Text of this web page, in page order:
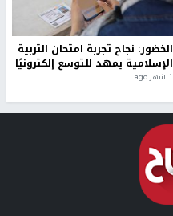
الخضور: نجاح تجربة امتحان التربية
الإسلامية يمهد للتوسع إلكترونيًا
1 شهر ago